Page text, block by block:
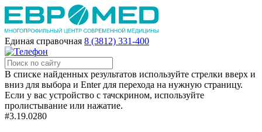
Единая справочная 8 (3812) 331-400
В списке найденных результатов используйте стрелки вверх и
вниз для выбора и Enter для перехода на нужную страницу.
Если у вас устройство с тачскрином, используйте
пролистывание или нажатие.
#3.19.0280